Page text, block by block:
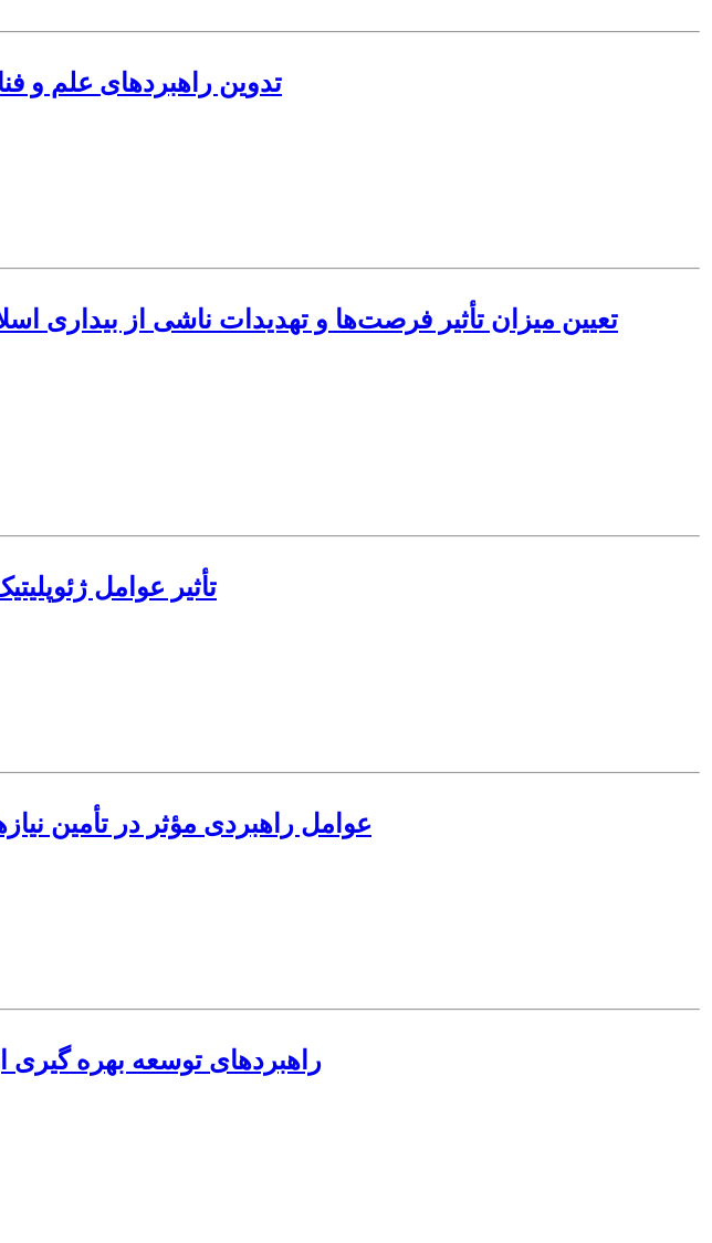
تدوین راهبردهای علم و
تعیین میزان تأثیر فرصت‌ها و تهدیدات ناشی از بیداری
تأثیر عوامل
عوامل راهبردی مؤثر در تأمین
راهبردهای توسعه بهره گیری